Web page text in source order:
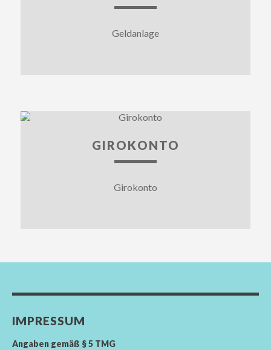
Geldanlage
GIROKONTO
Girokonto
IMPRESSUM
Angaben gemäß § 5 TMG